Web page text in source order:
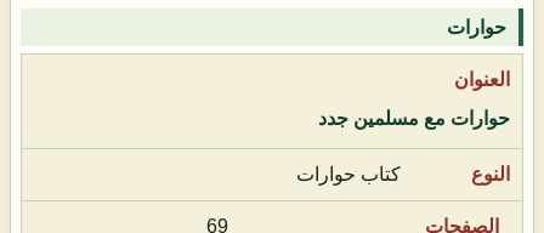
حوارات
حوارات مع مسلمين جدد
كتاب حوارات
69